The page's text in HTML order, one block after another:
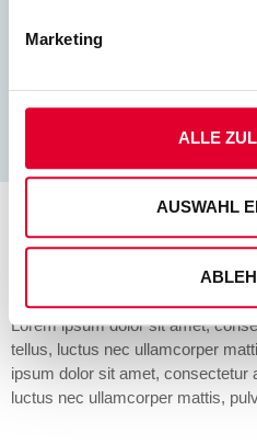
Marketing
ALLE
AUSWAHL
die schnelle Fertigung
MEHR
ANWENDUNGEN
Lorem ipsum dolor sit amet,
tellus, luctus nec ullamcorper
ipsum dolor sit amet, consectetur
luctus nec ullamcorper mattis,